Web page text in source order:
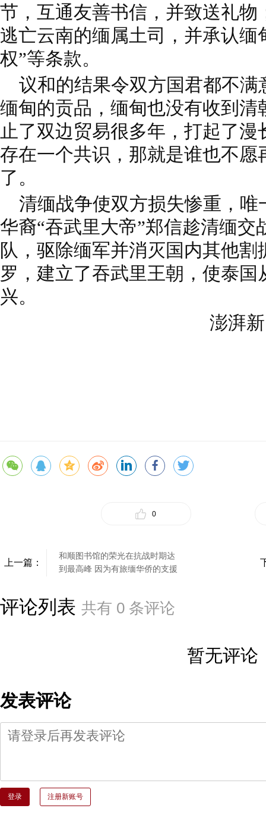
节，互通友善书信，并致送礼物
逃亡云南的缅属土司，并承认缅
权”等条款。
议和的结果令双方国君都不满
缅甸的贡品，缅甸也没有收到清
止了双边贸易很多年，打起了漫
存在一个共识，那就是谁也不愿
了。
清缅战争使双方损失惨重，唯
华裔“吞武里大帝”郑信趁清缅交
队，驱除缅军并消灭国内其他
罗，建立了吞武里王朝，使泰国
兴。
澎湃
0
上一篇：
和顺图书馆的荣光在抗战时期达
到最高峰 因为有旅缅华侨的支援
评论列表 共有 0 条评论
暂无评论
发表评论
登录 注册新账号